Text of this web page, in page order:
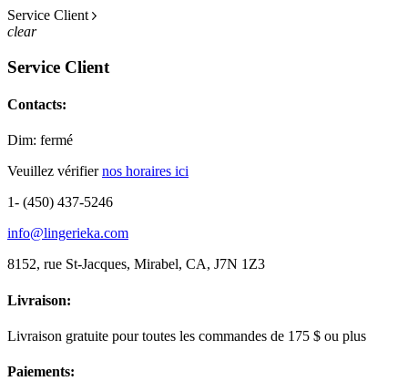
Service Client
clear
Service Client
Contacts:
Dim: fermé
Veuillez vérifiernos horaires ici
1- (450) 437-5246
info@lingerieka.com
8152, rue St-Jacques, Mirabel, CA, J7N 1Z3
Livraison:
Livraison gratuite pour toutes les commandes de 175 $ ou plus
Paiements: